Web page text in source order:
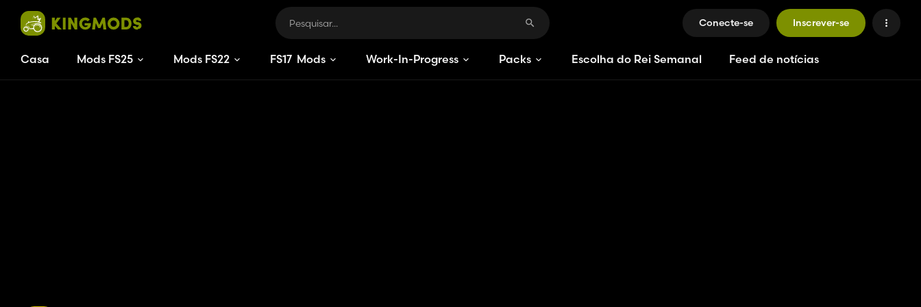
Conecte-se Inscrever-se
Casa Mods FS25 Mods FS22 FS17 Mods Work-In-Progress Packs Escolha do Rei Semanal Feed de notícias